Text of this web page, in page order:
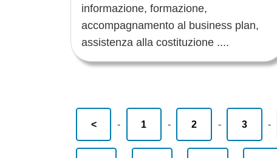
informazione, formazione,
accompagnamento al business plan,
assistenza alla costituzione ....
< - 1 - 2 - 3 -